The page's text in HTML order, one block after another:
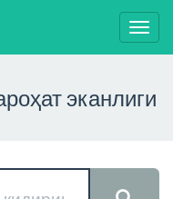
эканлиги